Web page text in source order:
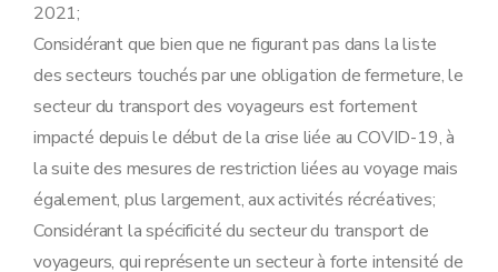
2021;
Considérant que bien que ne figurant pas dans la liste
des secteurs touchés par une obligation de fermeture, le
secteur du transport des voyageurs est fortement
impacté depuis le début de la crise liée au COVID-19, à
la suite des mesures de restriction liées au voyage mais
également, plus largement, aux activités récréatives;
Considérant la spécificité du secteur du transport de
voyageurs, qui représente un secteur à forte intensité de